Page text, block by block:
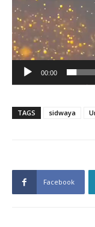
00:00
TAGS sidwaya
Facebook